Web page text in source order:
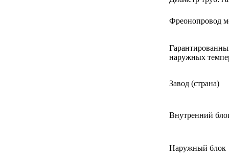
Фреонопровод
наружных
Завод (страна)
Внутренний
Наружный блок